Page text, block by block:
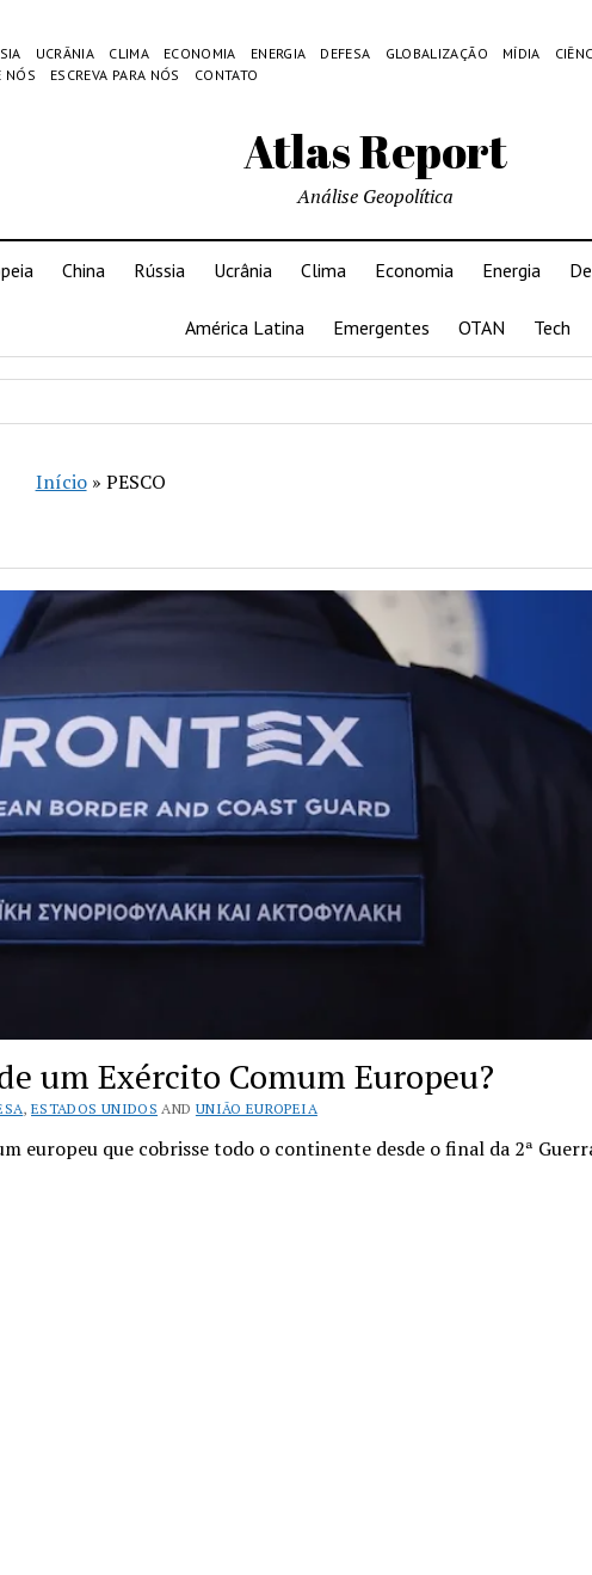
UCRÂNIA CLIMA ECONOMIA ENERGIA DEFESA GLOBALIZAÇÃO MÍDIA
NÓS ESCREVA PARA NÓS CONTATO
Atlas Report
Análise Geopolítica
China Rússia Ucrânia Clima Economia Energia
América Latina Emergentes OTAN Tech
Início» PESCO
um Exército Comum Europeu?
,ESTADOS UNIDOS AND UNIÃO EUROPEIA
europeu que cobrisse todo o continente desde o final da 2ª